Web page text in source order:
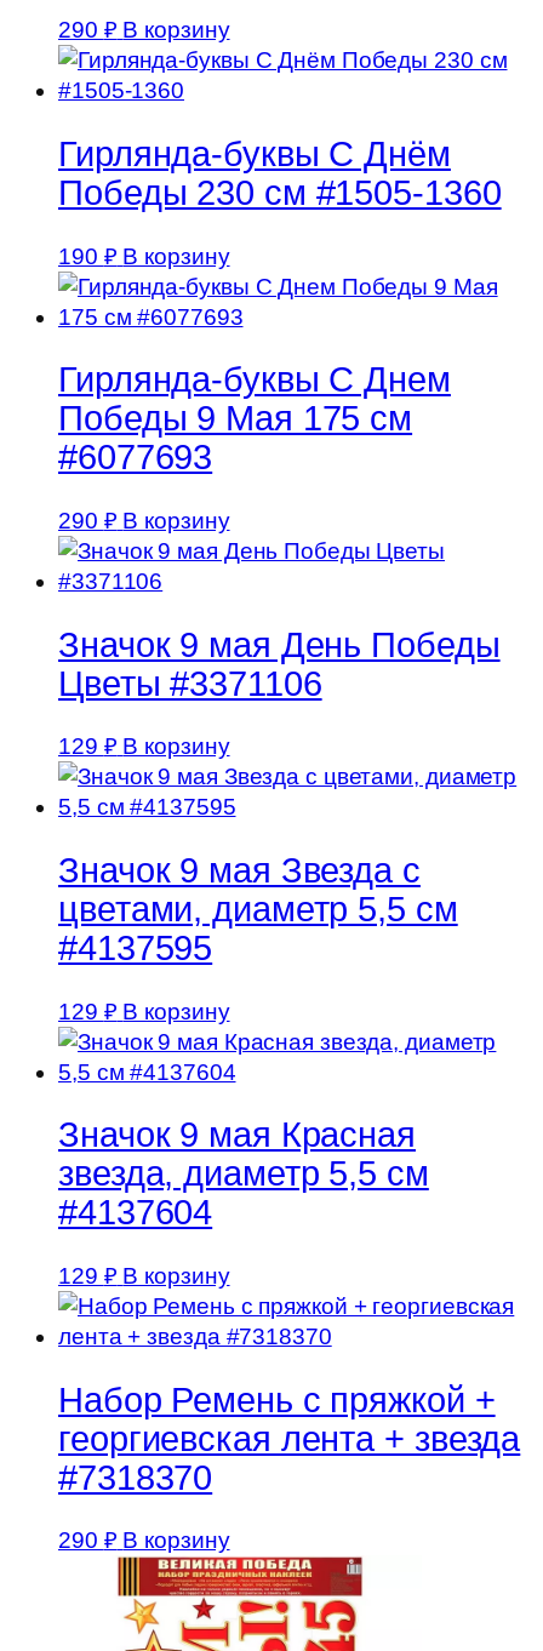
290 ₽ В корзину
Гирлянда-буквы С Днём
Победы 230 см #1505-1360
190 ₽ В корзину
Гирлянда-буквы С Днем
Победы 9 Мая 175 см
#6077693
290 ₽ В корзину
Значок 9 мая День Победы
Цветы #3371106
129 ₽ В корзину
Значок 9 мая Звезда с
цветами, диаметр 5,5 см
#4137595
129 ₽ В корзину
Значок 9 мая Красная
звезда, диаметр 5,5 см
#4137604
129 ₽ В корзину
Набор Ремень с пряжкой +
георгиевская лента + звезда
#7318370
290 ₽ В корзину